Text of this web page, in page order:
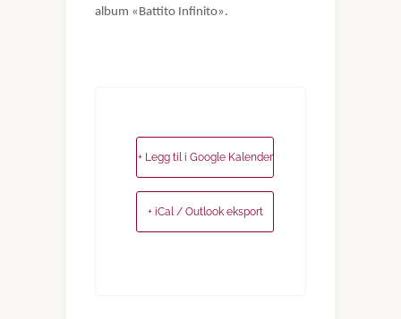
album «Battito Infinito».
+ Legg til i Google Kalender
+ iCal / Outlook eksport